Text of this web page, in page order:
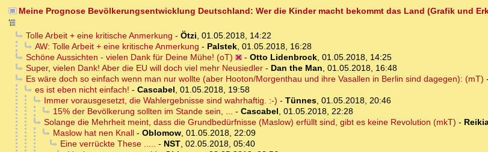
Meine Prognose Bevölkerungsentwicklung Deutschland: Wer die Kinder macht bekommt das Land (Grafik und
Tolle Arbeit + eine kritische Anmerkung - Ötzi, 01.05.2018, 14:22
AW: Tolle Arbeit + eine kritische Anmerkung - Palstek, 01.05.2018, 16:28
Schöne Aussichten - vielen Dank für Deine Mühe! (oT)
- Otto Lidenbrock, 01.05.2018, 14:25
Super, vielen Dank! Aber die EU will doch viel mehr Neusiedler- Dan the Man, 01.05.2018, 16:48
Es wäre doch so einfach wenn man nur wollte (aber Hooton/Morgenthau und ihre Vasallen in Berlin sind dagegen): (mT) -
es ist eben nicht einfach! - Cascabel, 01.05.2018, 19:58
Immer vorausgesetzt, die Wahlergebnisse sind wahrhaftig. :-) - Tünnes, 01.05.2018, 20:46
15% der Bevölkerung sollten im Stande sein, ... - Cascabel, 01.05.2018, 22:28
Solange die Mehrheit meint, dass die Grundbedürfnisse (Maslow) erfüllt sind, gibt es keine Revolution (mkT) -
Maslow hat nen Knall- Oblomow, 01.05.2018, 22:09
Eine verrückte These ..... - NST, 02.05.2018, 05:40